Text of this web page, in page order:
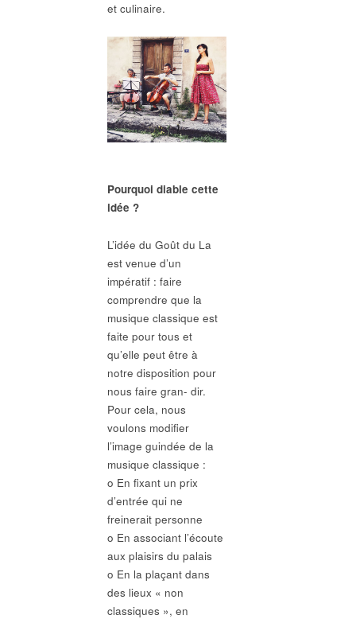
et culinaire.
Pourquoi diable cette
idée ?
L’idée du Goût du La
est venue d’un
impératif : faire
comprendre que la
musique classique est
faite pour tous et
qu’elle peut être à
notre disposition pour
nous faire gran- dir.
Pour cela, nous
voulons modifier
l’image guindée de la
musique classique :
o En fixant un prix
d’entrée qui ne
freinerait personne
o En associant l’écoute
aux plaisirs du palais
o En la plaçant dans
des lieux « non
classiques », en